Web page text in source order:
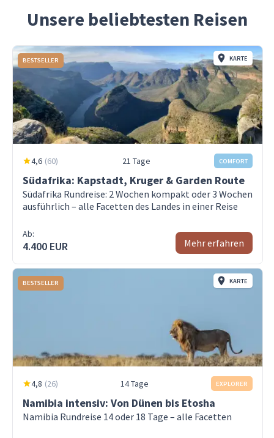
Unsere beliebtesten Reisen
BESTSELLER KARTE
4,6 (60) 21 Tage COMFORT
Südafrika: Kapstadt, Kruger & Garden Route
Südafrika Rundreise: 2 Wochen kompakt oder 3 Wochen
ausführlich – alle Facetten des Landes in einer Reise
Ab:
4.400 EUR Mehr erfahren
BESTSELLER KARTE
4,8 (26) 14 Tage EXPLORER
Namibia intensiv: Von Dünen bis Etosha
Namibia Rundreise 14 oder 18 Tage – alle Facetten